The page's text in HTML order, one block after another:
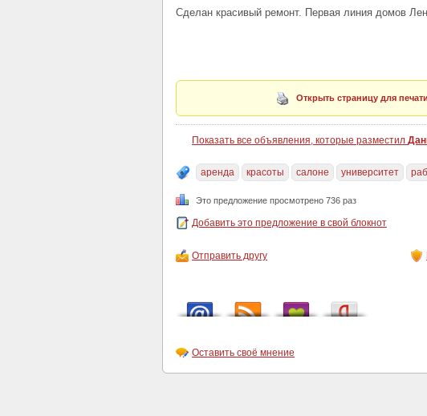
Сделан красивый ремонт. Первая линия домов
Открыть страницу для печати
Показать все объявления, которые разместил
аренда красоты салоне университет
Это предложение просмотрено 736 раз
Добавить это предложение в свой блокнот
Отправить другу
Оставить своё мнение